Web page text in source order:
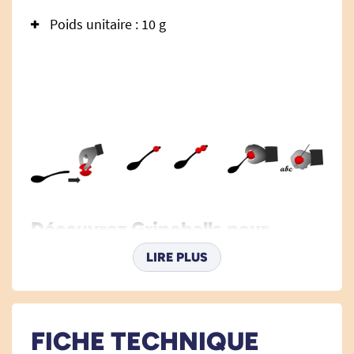
Poids unitaire : 10 g
Découvrez Gripoballs pour
enfants : les épaississeurs
universels d'aide à la
préhension !
LIRE PLUS
FICHE TECHNIQUE